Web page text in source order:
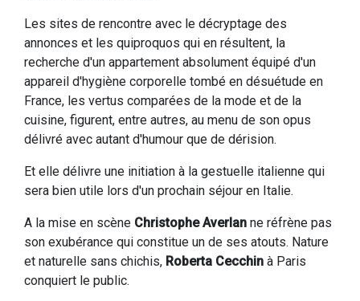
Les sites de rencontre avec le décryptage des
annonces et les quiproquos qui en résultent, la
recherche d'un appartement absolument équipé d'un
appareil d'hygiène corporelle tombé en désuétude en
France, les vertus comparées de la mode et de la
cuisine, figurent, entre autres, au menu de son opus
délivré avec autant d'humour que de dérision.
Et elle délivre une initiation à la gestuelle italienne qui
sera bien utile lors d'un prochain séjour en Italie.
A la mise en scène Christophe Averlan ne réfrène pas
son exubérance qui constitue un de ses atouts. Nature
et naturelle sans chichis, Roberta Cecchin à Paris
conquiert le public.